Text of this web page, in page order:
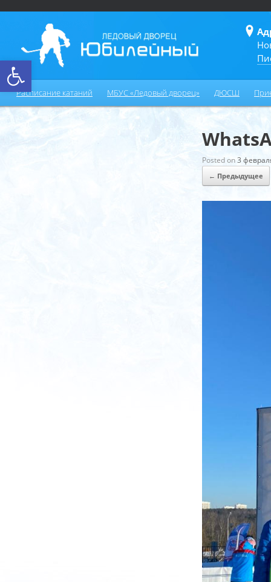
Открыть панель инструментов
Расписание катаний МБУС «Ледовый дворец» ДЮСШ
Posted on3
← Предыдущее